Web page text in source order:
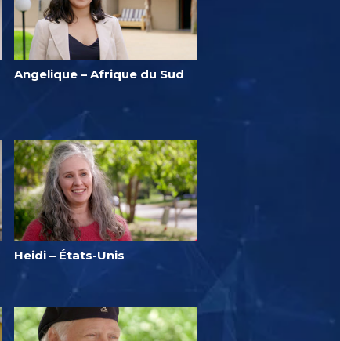
Angelique – Afrique du Sud
Heidi – États-Unis